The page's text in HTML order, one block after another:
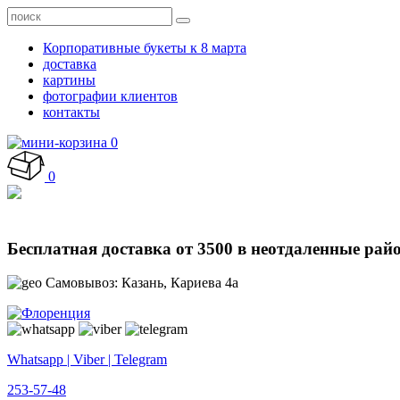
Корпоративные букеты к 8 марта
доставка
картины
фотографии клиентов
контакты
0
0
Бесплатная доставка от 3500 в неотдаленные
Самовывоз: Казань, Кариева 4а
Whatsapp | Viber | Telegram
253-57-48